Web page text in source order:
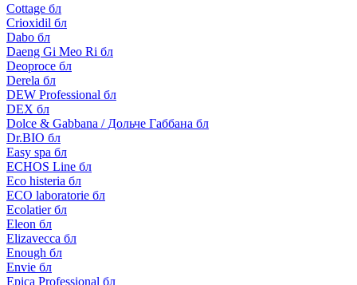
Cottage бл
Crioxidil бл
Dabo бл
Daeng Gi Meo Ri бл
Deoproce бл
Derela бл
DEW Professional бл
DEX бл
Dolce & Gabbana / Дольче Габбана бл
Dr.BIO бл
Easy spa бл
ECHOS Line бл
Eco histeria бл
ECO laboratorie бл
Ecolatier бл
Eleon бл
Elizavecca бл
Enough бл
Envie бл
Epica Professional бл